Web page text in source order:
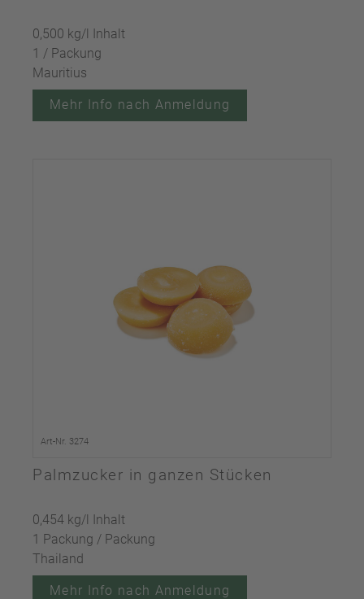
0,500 kg/l Inhalt
1 / Packung
Mauritius
Mehr Info nach Anmeldung
Art-Nr. 3274
Palmzucker in ganzen Stücken
0,454 kg/l Inhalt
1 Packung / Packung
Thailand
Mehr Info nach Anmeldung